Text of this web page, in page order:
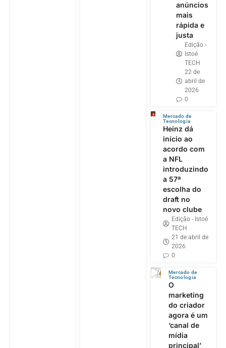
anúncios
mais
rápida e
justa
Edição -
Istoé
TECH
22 de
abril de
2026
0
Mercado de
Tecnologia
Heinz dá
início ao
acordo com
a NFL
introduzindo
a 57ª
escolha do
draft no
novo clube
Edição - Istoé
TECH
21 de abril de
2026
0
Mercado de
Tecnologia
O
marketing
do criador
agora é um
‘canal de
mídia
principal’